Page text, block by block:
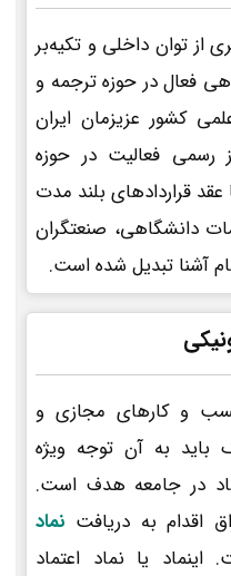
از توان داخلی و تکیه‌بر
فعال در حوزه ترجمه و
کشور عزیزمان ایران
رسمی فعالیت در حوزه
قراردادهای بلند مدت
دانشگاهی، صنعتگران
آشنا تبدیل شده است.
و کارهای مجازی و
باید به آن توجه ویژه
در جامعه هدف است.
اقدام به دریافت نماد
اینماد یا نماد اعتماد